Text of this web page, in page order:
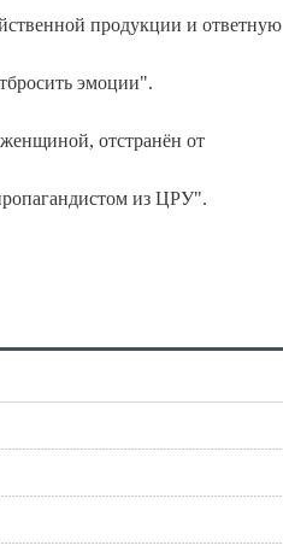
продукции и ответную
эмоции".
отстранён от
из ЦРУ".